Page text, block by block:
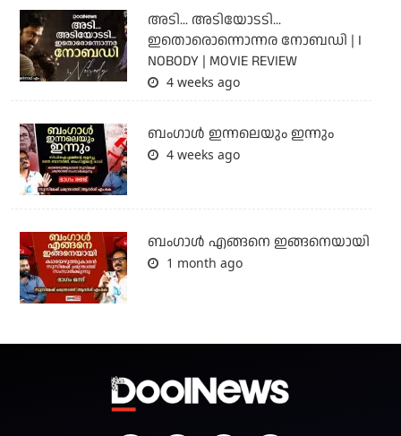
അടി... അടിയോടടി...
ഇതൊരൊന്നൊന്നര നോബഡി | I
NOBODY | MOVIE REVIEW
4 weeks ago
ബംഗാള്‍ ഇന്നലെയും ഇന്നും
4 weeks ago
ബം​ഗാൾ എങ്ങനെ ഇങ്ങനെയായി
1 month ago